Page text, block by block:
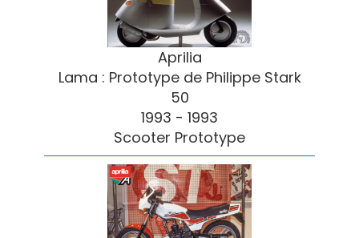
Aprilia
Lama : Prototype de Philippe Stark
50
1993 - 1993
Scooter Prototype